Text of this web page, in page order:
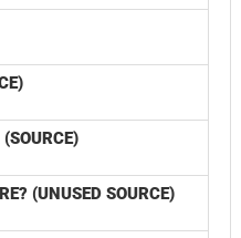
(UNUSED SOURCE)